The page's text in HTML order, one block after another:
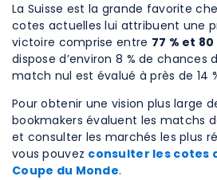
La Suisse est la grande favorite
cotes actuelles lui attribuent une
victoire comprise entre 77 % et 80
dispose d’environ 8 % de chances
match nul est évalué à près de 14
Pour obtenir une vision plus large
bookmakers évaluent les matchs
et consulter les marchés les plus
vous pouvez consulter les cotes
Coupe du Monde.